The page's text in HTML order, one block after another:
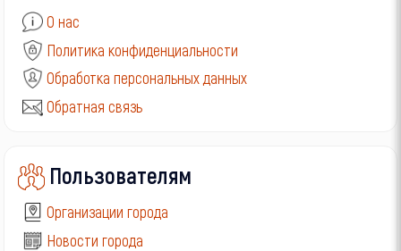
О нас
Политика конфиденциальности
Обработка персональных данных
Обратная связь
Пользователям
Организации города
Новости города